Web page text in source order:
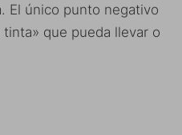
El único punto negativo
que pueda llevar o